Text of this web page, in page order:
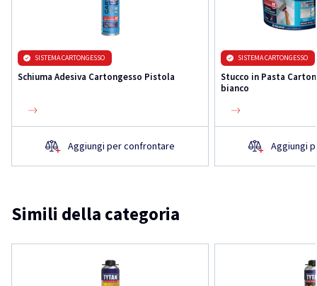
SISTEMA CARTONGESSO
Schiuma Adesiva Cartongesso Pistola
Aggiungi per confrontare
SISTEMA CARTONGESSO
Stucco in Pasta
bianco
Aggiungi
Simili della categoria